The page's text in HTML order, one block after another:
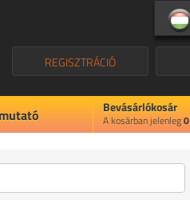
REGISZTRÁCIÓ
Bevásárlókosár
A kosárban jelenleg0